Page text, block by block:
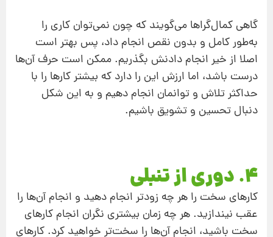
گاهی کمال‌گراها می‌گویند که چون نمی‌توان کاری را
به‌طور کامل و بدون نقص انجام داد، پس بهتر است
اصلا از خیر انجام دادنش بگذریم. ممکن است حرف آن‌ها
درست باشد، اما ارزش این را دارد که بیشتر کارها را با
حداکثر تلاش و توانمان انجام دهیم و به این شکل
دنبال تحسین و تشویق باشیم.
4. دوری از تنبلی
کارهای سخت را هر چه زودتر انجام دهید و انجام آن‌ها را
عقب نیندازید. هر چه زمان بیشتری نگران انجام کارهای
سخت باشید، انجام آن‌ها را سخت‌تر خواهید کرد. کارهای